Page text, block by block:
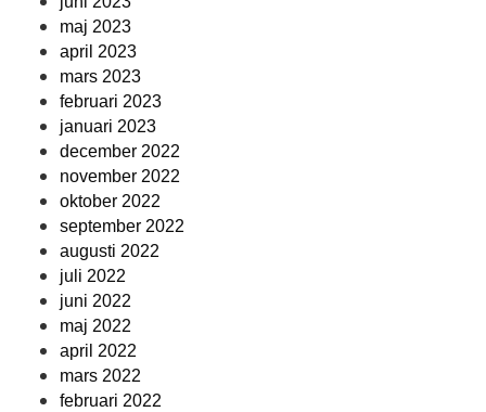
maj 2023
april 2023
mars 2023
februari 2023
januari 2023
december 2022
november 2022
oktober 2022
september 2022
augusti 2022
juli 2022
juni 2022
maj 2022
april 2022
mars 2022
februari 2022